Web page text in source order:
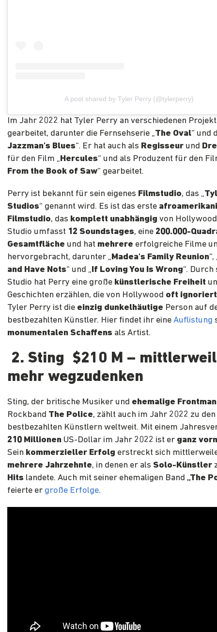
A post shared by Tyler Perry (@tylerperry)
Im Jahr 2022 hat Tyler Perry an verschiedenen
gearbeitet, darunter die Fernsehserie „The Oval“ und
Jazzman’s Blues“. Er hat auch als Regisseur und
für den Film „Hercules“ und als Produzent für den
From the Book of Saw“ gearbeitet.
Perry ist bekannt für sein eigenes Filmstudio, das „
Studios“ genannt wird. Es ist das erste
Filmstudio, das komplett unabhängig von
Studio umfasst 12 Soundstages, eine 200.000-
Gesamtfläche und hat mehrere erfolgreiche Filme
hervorgebracht, darunter „Madea’s Family Reunion“,
and Have Nots“ und „If Loving You Is Wrong“. Durch
Studio hat Perry eine große künstlerische Freiheit
Geschichten erzählen, die von Hollywood oft ignoriert
Tyler Perry ist die einzig dunkelhäutige Person auf
bestbezahlten Künstler. Hier findet ihr eine Auflistung
monumentalen Schaffens als Artist.
2. Sting $210 M –
mehr wegzudenken
Sting, der britische Musiker und ehemalige
Rockband The Police, zählt auch im Jahr 2022 zu den
bestbezahlten Künstlern weltweit. Mit einem
210 Millionen US-Dollar im Jahr 2022 ist er ganz vorn
Sein kommerzieller Erfolg erstreckt sich
mehrere Jahrzehnte, in denen er als Solo-Künstler
Hits landete. Auch mit seiner ehemaligen Band „The
feierte er große Erfolge.